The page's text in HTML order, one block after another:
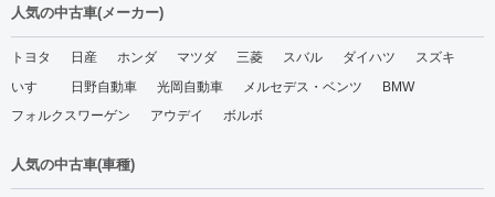
人気の中古車(メーカー)
トヨタ 日産 ホンダ マツダ 三菱 スバル ダイハツ
スズキ
いすゞ
日野自動車 光岡自動車 メルセデス・ベンツ
BMW
フォルクスワーゲン
アウデイ ボルボ
人気の中古車(車種)